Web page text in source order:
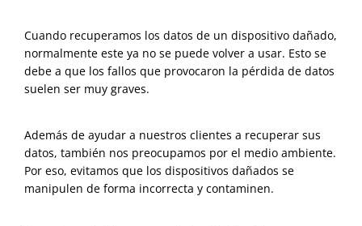
Cuando recuperamos los datos de un dispositivo dañado,
normalmente este ya no se puede volver a usar. Esto se
debe a que los fallos que provocaron la pérdida de datos
suelen ser muy graves.
Además de ayudar a nuestros clientes a recuperar sus
datos, también nos preocupamos por el medio ambiente.
Por eso, evitamos que los dispositivos dañados se
manipulen de forma incorrecta y contaminen.